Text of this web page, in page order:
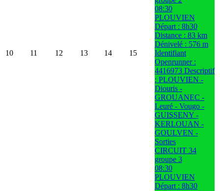
10 11 12 13 14 15
08:30
PLOUVIEN
Départ : 8h30
Distance : 83 km
Dénivelé : 576 m
Identifiant
Openrunner :
4416973 Descriptif
: PLOUVIEN -
Diouris -
GROUANEC -
Leuré - Vougo -
GUISSENY -
KERLOUAN -
GOULVEN -
Sorties
CIRCUIT 34
groupe 3
08:30
PLOUVIEN
Départ : 8h30